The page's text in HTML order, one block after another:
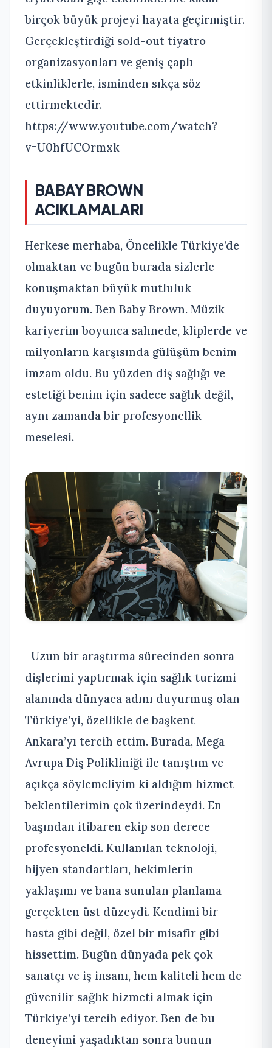
birçok büyük projeyi hayata geçirmiştir.
Gerçekleştirdiği sold-out tiyatro
organizasyonları ve geniş çaplı
etkinliklerle, isminden sıkça söz
ettirmektedir.
https://www.youtube.com/watch?
v=U0hfUCOrmxk
BABAY BROWN
ACIKLAMALARI
Herkese merhaba, Öncelikle Türkiye’de
olmaktan ve bugün burada sizlerle
konuşmaktan büyük mutluluk
duyuyorum. Ben Baby Brown. Müzik
kariyerim boyunca sahnede, kliplerde ve
milyonların karşısında gülüşüm benim
imzam oldu. Bu yüzden diş sağlığı ve
estetiği benim için sadece sağlık değil,
aynı zamanda bir profesyonellik
meselesi.
Uzun bir araştırma sürecinden sonra
dişlerimi yaptırmak için sağlık turizmi
alanında dünyaca adını duyurmuş olan
Türkiye’yi, özellikle de başkent
Ankara’yı tercih ettim. Burada, Mega
Avrupa Diş Polikliniği ile tanıştım ve
açıkça söylemeliyim ki aldığım hizmet
beklentilerimin çok üzerindeydi. En
başından itibaren ekip son derece
profesyoneldi. Kullanılan teknoloji,
hijyen standartları, hekimlerin
yaklaşımı ve bana sunulan planlama
gerçekten üst düzeydi. Kendimi bir
hasta gibi değil, özel bir misafir gibi
hissettim. Bugün dünyada pek çok
sanatçı ve iş insanı, hem kaliteli hem de
güvenilir sağlık hizmeti almak için
Türkiye’yi tercih ediyor. Ben de bu
deneyimi yaşadıktan sonra bunun